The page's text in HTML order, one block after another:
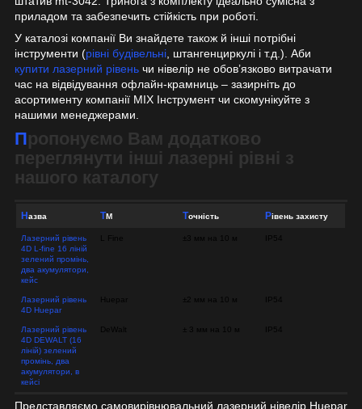
приладом та забезпечить стійкість при роботі.
У каталозі компанії Ви знайдете також й інші потрібні
інструменти (рівні будівельні , штангенциркулі і т.д.). Аби
купити лазерний рівень чи нівелір не обов’язково витрачати
час на відвідування офлайн-крамниць – зазирніть до
асортименту компанії MIX Інструмент чи скомунікуйте з
нашими менеджерами.
Пропонуємо Вам додатково
переглянути інші лазерні рівні з
нашого каталогу
Назва ТМ Точність Рівень захисту
Лазерний рівень
4D L-fine 16 ліній
зелений промінь,
два акумулятори,
кейс
L Fine ±3 мм на 10 м IP54
Лазерний рівень
4D Huepar
Huepar ±2 мм на 10 м IP54
Лазерний рівень
4D DEWALT (16
ліній) зелений
промінь, два
акумулятори, в
кейсі
DeWalt ± 3 мм на 10 м IP54
Представляємо самовирівнювальний лазерний нівелір Huepar